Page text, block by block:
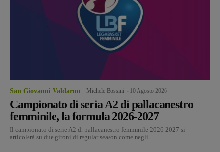
San Giovanni Valdarno Michele Bossini 10 Agosto 2026
Campionato di seria A2 di pallacanestro
femminile, la formula 2026-2027
Il campionato di serie A2 di pallacanestro femminile 2026-2027 si
articolerà su due gironi di regular season come negli...